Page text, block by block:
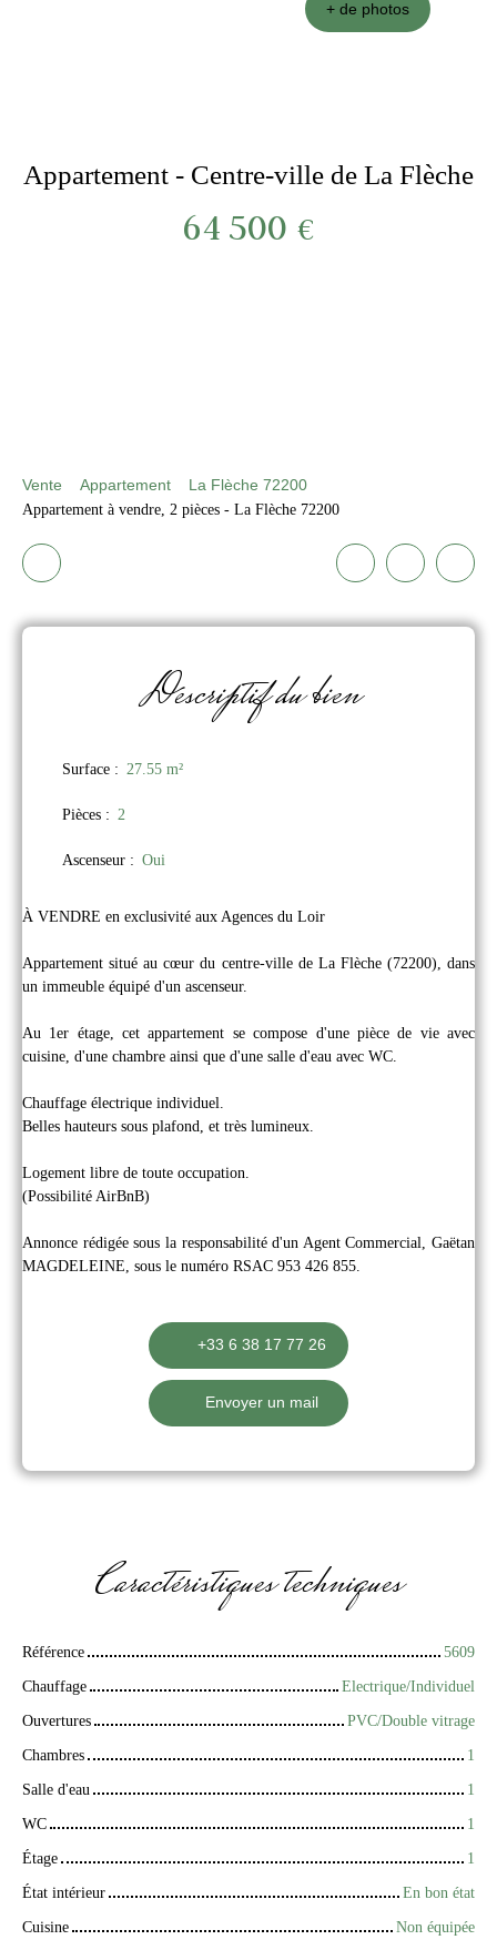
+ de photos
Appartement - Centre-ville de La Flèche
64 500 €
Vente Appartement
La Flèche 72200
Appartement à vendre, 2 pièces - La Flèche 72200
Descriptifdu bien
Surface : 27.55 m²
Pièces : 2
Ascenseur : Oui
À VENDRE en exclusivité aux Agences du Loir
Appartement situé au cœur du centre-ville de La Flèche (72200), dans
un immeuble équipé d'un ascenseur.
Au 1er étage, cet appartement se compose d'une pièce de vie avec
cuisine, d'une chambre ainsi que d'une salle d'eau avec WC.
Chauffage électrique individuel.
Belles hauteurs sous plafond, et très lumineux.
Logement libre de toute occupation.
(Possibilité AirBnB)
Annonce rédigée sous la responsabilité d'un Agent Commercial, Gaëtan
MAGDELEINE, sous le numéro RSAC 953 426 855.
+33 6 38 17 77 26
Envoyer un mail
Caractéristiquestechniques
Référence
5609
Chauffage
Electrique/Individuel
Ouvertures
PVC/Double vitrage
Chambres
1
Salle d'eau
1
WC
1
Étage
1
État intérieur
En bon état
Cuisine
Non équipée